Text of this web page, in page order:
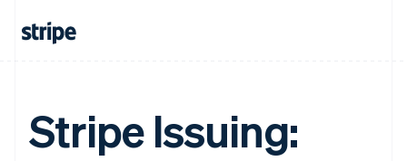
Stripe Issuing:
Frankrijk
Griekenland
English
Hongarije